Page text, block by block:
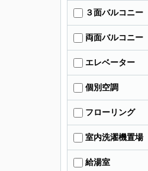
３面バルコニー
両面バルコニー
エレベーター
個別空調
フローリング
室内洗濯機置場
給湯室